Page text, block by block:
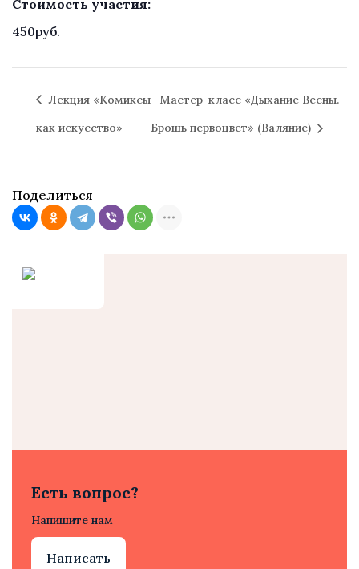
Стоимость участия:
450руб.
Лекция «Комиксы
как искусство»
Мастер-класс «Дыхание Весны.
Брошь первоцвет» (Валяние)
Поделиться
Есть вопрос?
Напишите нам
Написать